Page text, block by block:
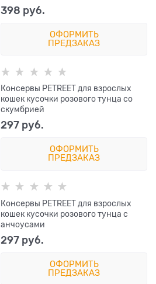
398 руб.
ОФОРМИТЬ
ПРЕДЗАКАЗ
Консервы PETREET для взрослых
кошек кусочки розового тунца со
скумбрией
297 руб.
ОФОРМИТЬ
ПРЕДЗАКАЗ
Консервы PETREET для взрослых
кошек кусочки розового тунца с
анчоусами
297 руб.
ОФОРМИТЬ
ПРЕДЗАКАЗ